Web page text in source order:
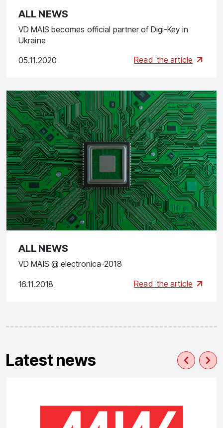
ALL NEWS
VD MAIS becomes official partner of Digi-Key in
Ukraine
05.11.2020 Read the article
ALL NEWS
VD MAIS @ electronica-2018
16.11.2018 Read the article
Latest news